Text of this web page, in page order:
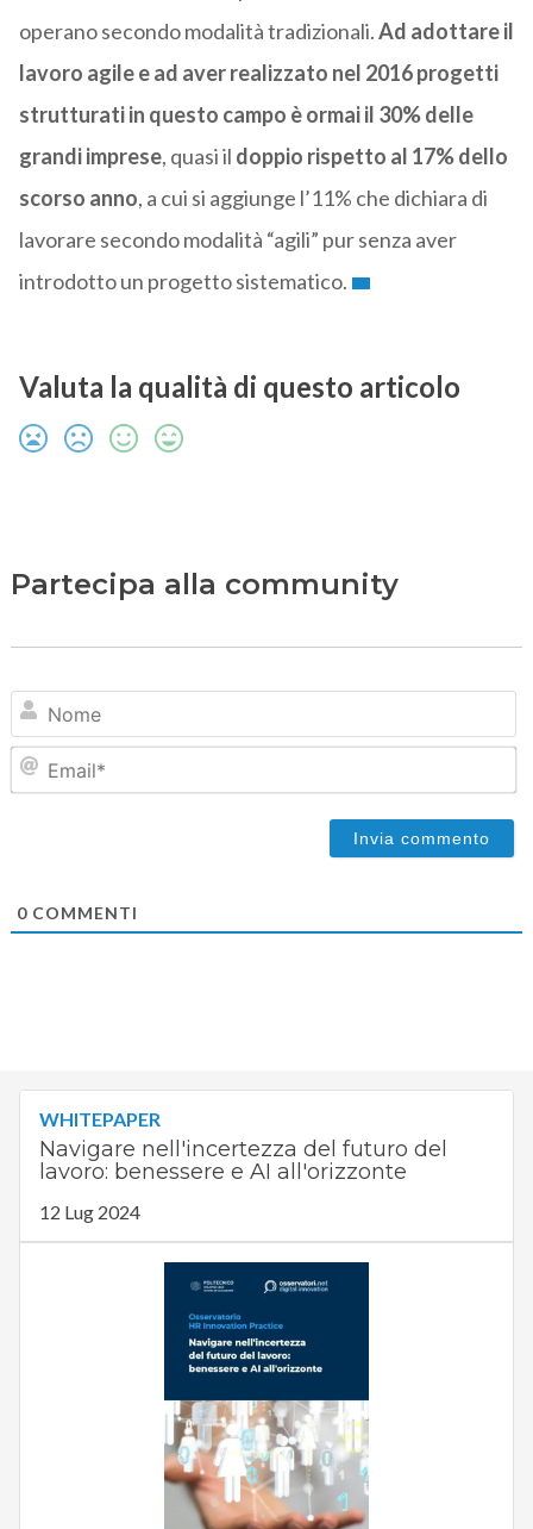
operano secondo modalità tradizionali.Ad adottare il
lavoro agile e ad aver realizzato nel 2016 progetti
strutturati in questo campo è ormai il 30% delle
grandi imprese, quasi il doppio rispetto al 17% dello
scorso anno, a cui si aggiunge l’11% che dichiara di
lavorare secondo modalità “agili” pur senza aver
introdotto un progetto sistematico.
Valuta la qualità di questo articolo
Partecipa alla community
0COMMENTI
WHITEPAPER
Navigare nell'incertezza del futuro del
lavoro: benessere e AI all'orizzonte
12 Lug 2024